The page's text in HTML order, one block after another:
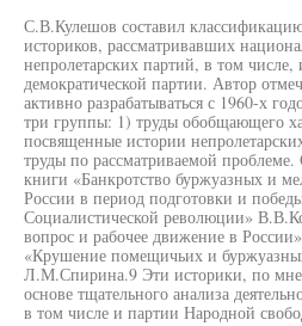
С.В.Кулешов составил
историков, рассматривавших
непролетарских партий, в том
демократической партии. Автор
активно разрабатываться с 1960-х
три группы: 1) труды обобщающего
посвященные истории
труды по рассматриваемой
книги «Банкротство буржуазных и
России в период подготовки и
Социалистической революции»
вопрос и рабочее движение в
«Крушение помещичьих и
Л.М.Спирина.9 Эти историки, по
основе тщательного анализа
в том числе и партии Народной